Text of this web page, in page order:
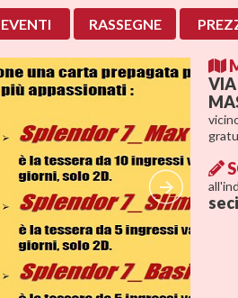
EVENTI RASSEGNE
VIA